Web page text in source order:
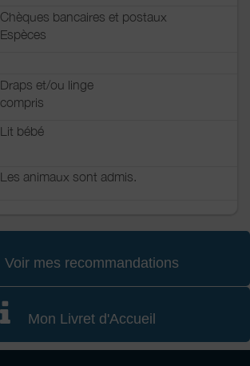
Chèques bancaires et postaux
Espèces
Draps et/ou linge
compris
Lit bébé
Les animaux sont admis.
Voir mes recommandations
Mon Livret d'Accueil